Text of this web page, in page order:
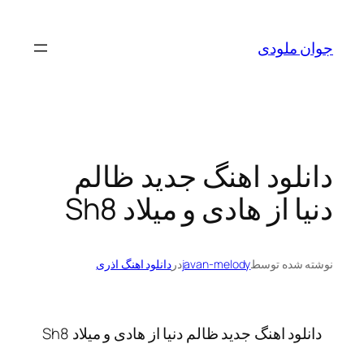
محتواجوان ملودی
دانلود اهنگ جدید ظالم
دنیا از هادی و میلاد Sh8
نوشته شده توسطjavan-melodyدردانلود اهنگ اذری
دانلود اهنگ جدید ظالم دنیا از هادی و میلاد Sh8